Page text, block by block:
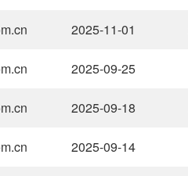
2025-11-01
2025-09-25
2025-09-18
2025-09-14